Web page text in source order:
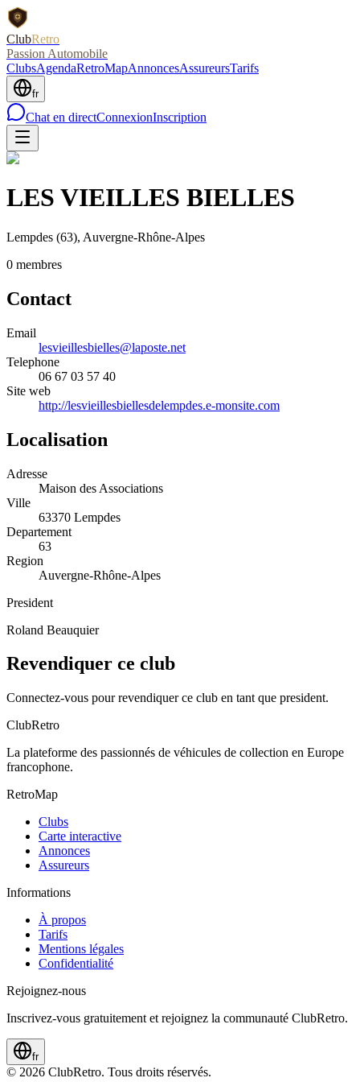
ClubRetro
Passion Automobile
ClubsAgendaRetroMapAnnoncesAssureursTarifs
fr
Chat en directConnexionInscription
LES VIEILLES BIELLES
Lempdes (63), Auvergne-Rhône-Alpes
0 membres
Contact
Email
lesvieillesbielles@laposte.net
Telephone
06 67 03 57 40
Site web
http://lesvieillesbiellesdelempdes.e-monsite.com
Localisation
Adresse
Maison des Associations
Ville
63370 Lempdes
Departement
63
Region
Auvergne-Rhône-Alpes
President
Roland Beauquier
Revendiquer ce club
Connectez-vous pour revendiquer ce club en tant que president.
ClubRetro
La plateforme des passionnés de véhicules de collection en Europe
francophone.
RetroMap
Clubs
Carte interactive
Annonces
Assureurs
Informations
À propos
Tarifs
Mentions légales
Confidentialité
Rejoignez-nous
Inscrivez-vous gratuitement et rejoignez la communauté ClubRetro.
fr
© 2026 ClubRetro. Tous droits réservés.